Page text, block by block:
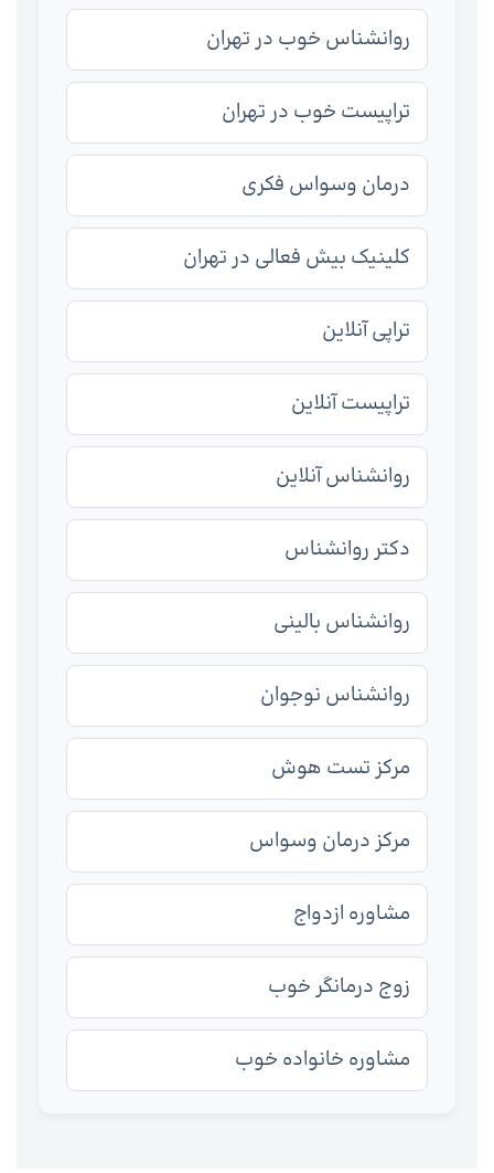
روانشناس خوب در تهران
تراپیست خوب در تهران
درمان وسواس فکری
کلینیک بیش فعالی در تهران
تراپی آنلاین
تراپیست آنلاین
روانشناس آنلاین
دکتر روانشناس
روانشناس بالینی
روانشناس نوجوان
مرکز تست هوش
مرکز درمان وسواس
مشاوره ازدواج
زوج درمانگر خوب
مشاوره خانواده خوب